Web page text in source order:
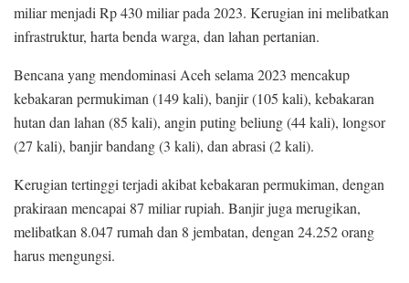
miliar menjadi Rp 430 miliar pada 2023. Kerugian ini melibatkan
infrastruktur, harta benda warga, dan lahan pertanian.
Bencana yang mendominasi Aceh selama 2023 mencakup
kebakaran permukiman (149 kali), banjir (105 kali), kebakaran
hutan dan lahan (85 kali), angin puting beliung (44 kali), longsor
(27 kali), banjir bandang (3 kali), dan abrasi (2 kali).
Kerugian tertinggi terjadi akibat kebakaran permukiman, dengan
prakiraan mencapai 87 miliar rupiah. Banjir juga merugikan,
melibatkan 8.047 rumah dan 8 jembatan, dengan 24.252 orang
harus mengungsi.